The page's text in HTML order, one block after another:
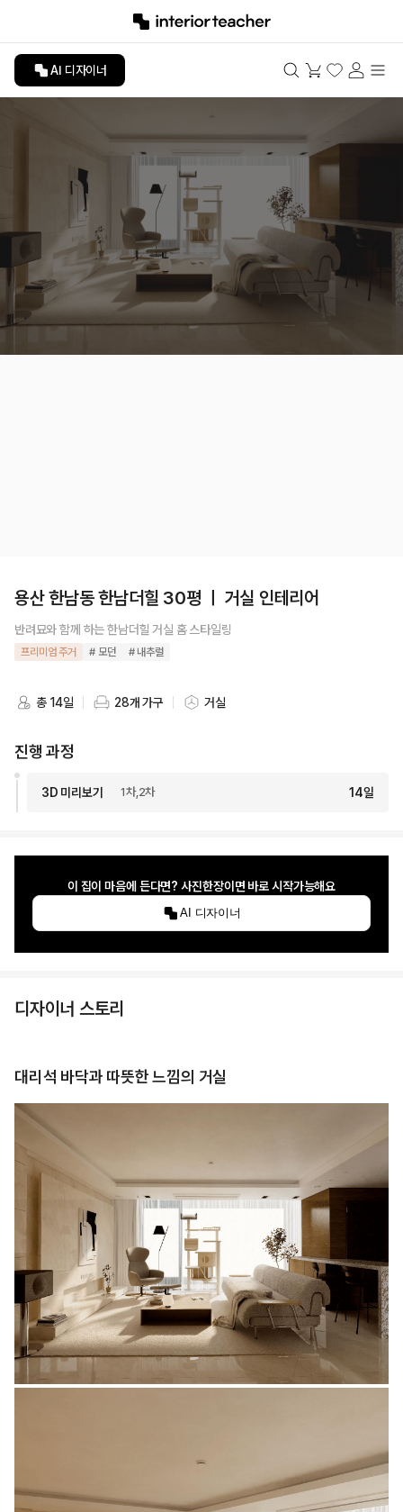
AI 디자이너
용산 한남동 한남더힐 30평 ㅣ 거실 인테리어
반려묘와 함께 하는 한남더힐 거실 홈 스타일링
프리미엄 주거 # 모던 # 내추럴
스타일링 기간
총 14일 스타일링 가구 개수
28개 가구 스타일링 공간
거실
진행 과정
3D 미리보기 1차,2차 14일
이 집이 마음에 든다면? 사진한장이면 바로 시작가능해요
AI 디자이너
디자이너 스토리
대리석 바닥과 따뜻한 느낌의 거실